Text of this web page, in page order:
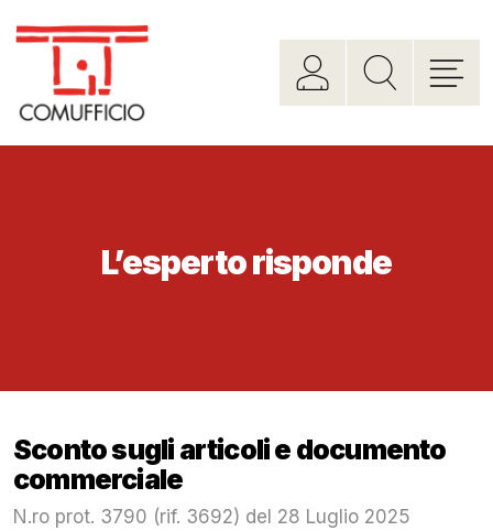
L’esperto risponde
Sconto sugli articoli e documento
commerciale
N.ro prot. 3790 (rif. 3692) del 28 Luglio 2025